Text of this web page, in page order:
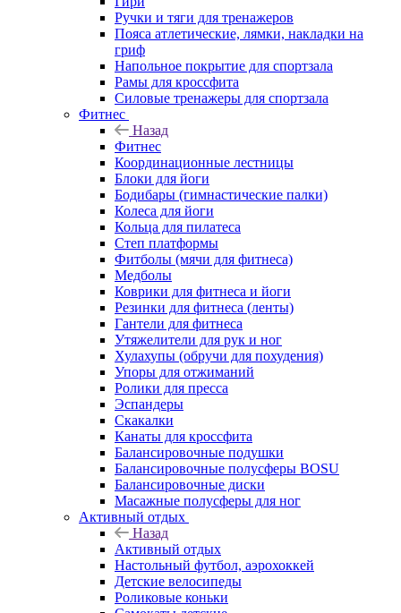
Ручки и тяги для тренажеров
Пояса атлетические, лямки, накладки на
гриф
Напольное покрытие для спортзала
Рамы для кроссфита
Силовые тренажеры для спортзала
Фитнес
Назад
Фитнес
Координационные лестницы
Блоки для йоги
Бодибары (гимнастические палки)
Колеса для йоги
Кольца для пилатеса
Степ платформы
Фитболы (мячи для фитнеса)
Медболы
Коврики для фитнеса и йоги
Резинки для фитнеса (ленты)
Гантели для фитнеса
Утяжелители для рук и ног
Хулахупы (обручи для похудения)
Упоры для отжиманий
Ролики для пресса
Эспандеры
Скакалки
Канаты для кроссфита
Балансировочные подушки
Балансировочные полусферы BOSU
Балансировочные диски
Масажные полусферы для ног
Активный отдых
Назад
Активный отдых
Настольный футбол, аэрохоккей
Детские велосипеды
Роликовые коньки